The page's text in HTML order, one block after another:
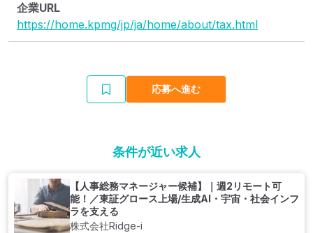
企業URL
https://home.kpmg/jp/ja/home/about/tax.html
応募へ進む
条件が近い求人
【人事総務マネージャー候補】｜週2リモート可
能！／東証グロース上場/生成AI・宇宙・社会インフ
ラを支える
株式会社Ridge-i